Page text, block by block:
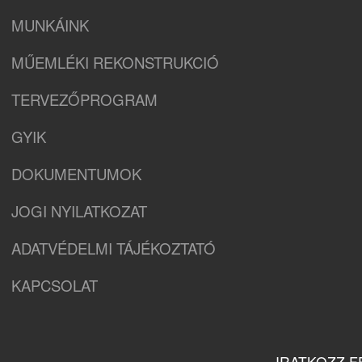
MUNKÁINK
MŰEMLÉKI REKONSTRUKCIÓ
TERVEZŐPROGRAM
GYIK
DOKUMENTUMOK
JOGI NYILATKOZAT
ADATVÉDELMI TÁJÉKOZTATÓ
KAPCSOLAT